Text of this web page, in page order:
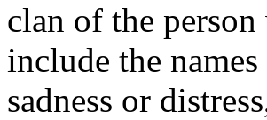
clan of the person
include the
sadness or